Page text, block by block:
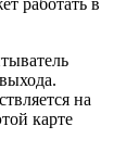
на
карте